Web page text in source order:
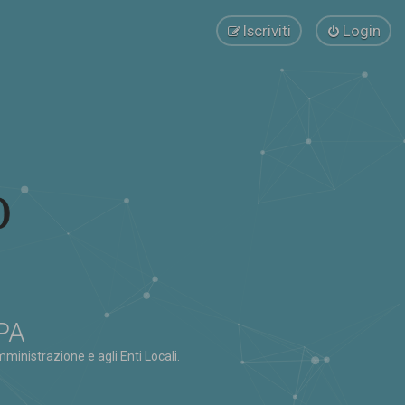
Login
Iscriviti
e agli Enti Locali.